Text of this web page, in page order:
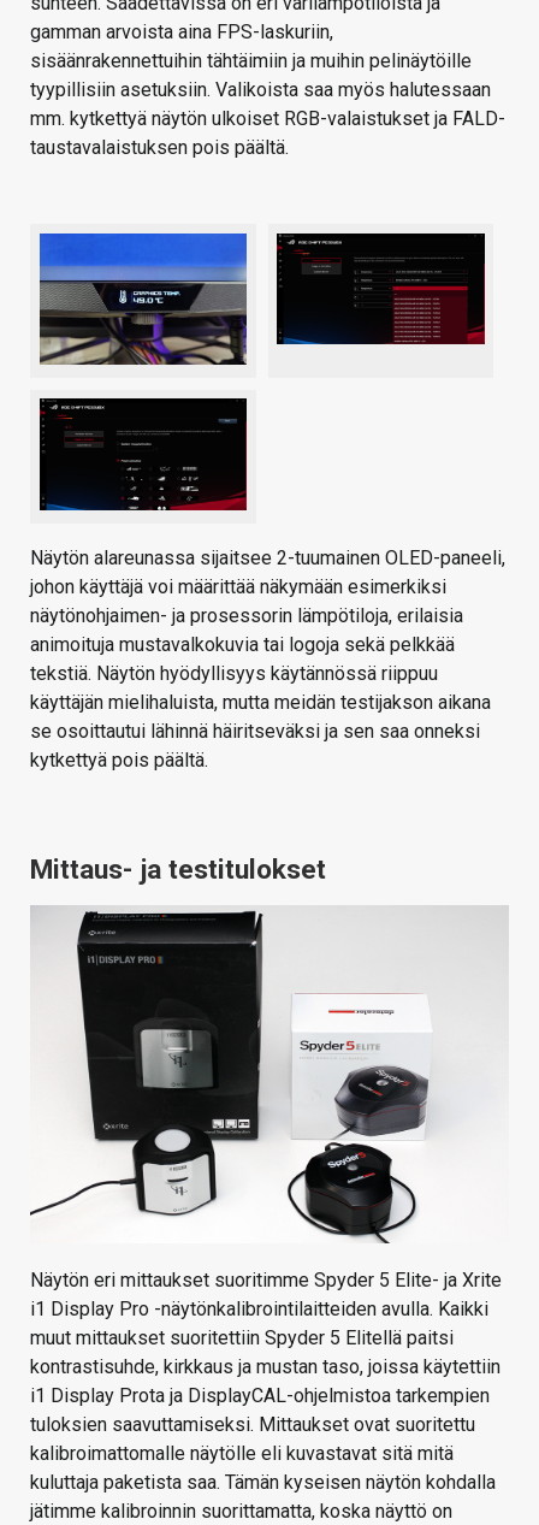
gamman arvoista aina FPS-laskuriin,
sisäänrakennettuihin tähtäimiin ja muihin pelinäytöille
tyypillisiin asetuksiin. Valikoista saa myös halutessaan
mm. kytkettyä näytön ulkoiset RGB-valaistukset ja FALD-
taustavalaistuksen pois päältä.
Näytön alareunassa sijaitsee 2-tuumainen OLED-paneeli,
johon käyttäjä voi määrittää näkymään esimerkiksi
näytönohjaimen- ja prosessorin lämpötiloja, erilaisia
animoituja mustavalkokuvia tai logoja sekä pelkkää
tekstiä. Näytön hyödyllisyys käytännössä riippuu
käyttäjän mielihaluista, mutta meidän testijakson aikana
se osoittautui lähinnä häiritseväksi ja sen saa onneksi
kytkettyä pois päältä.
Mittaus- ja testitulokset
Näytön eri mittaukset suoritimme Spyder 5 Elite- ja Xrite
i1 Display Pro -näytönkalibrointilaitteiden avulla. Kaikki
muut mittaukset suoritettiin Spyder 5 Elitellä paitsi
kontrastisuhde, kirkkaus ja mustan taso, joissa käytettiin
i1 Display Prota ja DisplayCAL-ohjelmistoa tarkempien
tuloksien saavuttamiseksi. Mittaukset ovat suoritettu
kalibroimattomalle näytölle eli kuvastavat sitä mitä
kuluttaja paketista saa. Tämän kyseisen näytön kohdalla
jätimme kalibroinnin suorittamatta, koska näyttö on